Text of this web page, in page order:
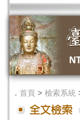
． 首頁 > 檢索系統